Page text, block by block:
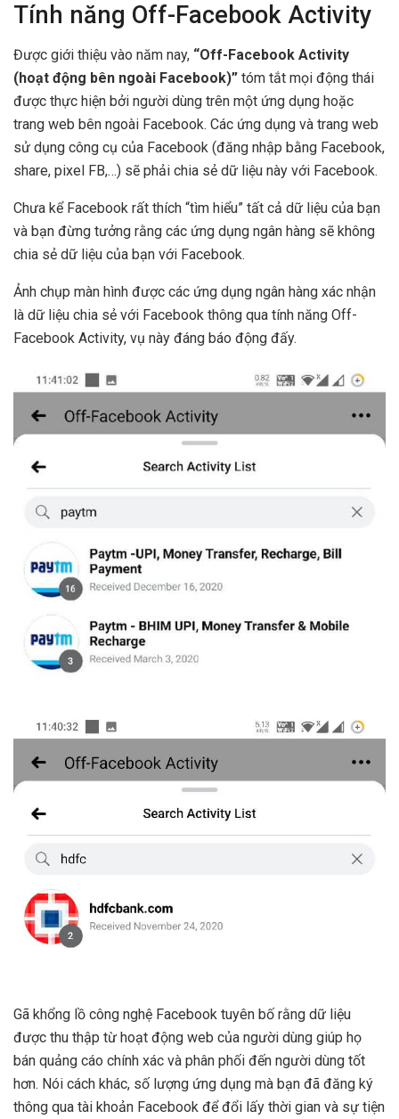
Tính năng Off-Facebook Activity
Được giới thiệu vào năm nay, “Off-Facebook Activity
(hoạt động bên ngoài Facebook)” tóm tắt mọi động thái
được thực hiện bởi người dùng trên một ứng dụng hoặc
trang web bên ngoài Facebook. Các ứng dụng và trang web
sử dụng công cụ của Facebook (đăng nhập bằng Facebook,
share, pixel FB,…) sẽ phải chia sẻ dữ liệu này với Facebook.
Chưa kể Facebook rất thích “tìm hiểu” tất cả dữ liệu của bạn
và bạn đừng tưởng rằng các ứng dụng ngân hàng sẽ không
chia sẻ dữ liệu của bạn với Facebook.
Ảnh chụp màn hình được các ứng dụng ngân hàng xác nhận
là dữ liệu chia sẻ với Facebook thông qua tính năng Off-
Facebook Activity, vụ này đáng báo động đấy.
Gã khổng lồ công nghệ Facebook tuyên bố rằng dữ liệu
được thu thập từ hoạt động web của người dùng giúp họ
bán quảng cáo chính xác và phân phối đến người dùng tốt
hơn. Nói cách khác, số lượng ứng dụng mà bạn đã đăng ký
thông qua tài khoản Facebook để đổi lấy thời gian và sự tiện